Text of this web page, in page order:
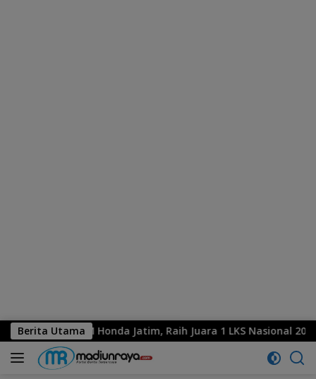
Berita Utama
Binaan MPM Honda Jatim, Raih Juara 1 LKS Nasional 2026